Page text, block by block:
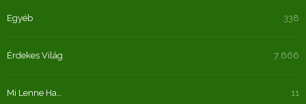
Egyéb 338
Érdekes Világ 7 666
Mi Lenne Ha… 11